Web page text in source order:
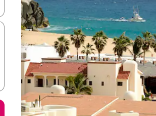
するか、画面をタッチまたはスワイプして検